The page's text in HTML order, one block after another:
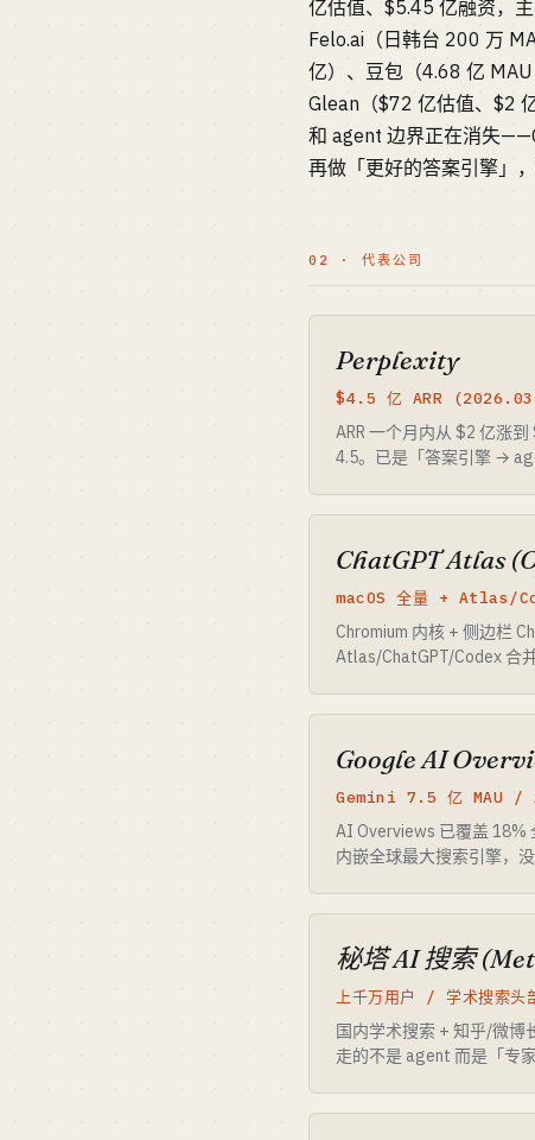
亿估值、$5.45 亿融资，
Felo.ai（日韩台 200 万
亿）、豆包（4.68 亿
Glean（$72 亿估值、$2
和 agent 边界正在消失
再做「更好的答案引擎」
02 · 代表公司
Perplexity
$4.5 亿 ARR
ARR 一个月内从 $2 亿涨
4.5。已是「答案引擎 →
ChatGPT Atlas
macOS 全量 + Atlas/
Chromium 内核 + 侧边栏
Atlas/ChatGPT/Codex 合
Google AI
Gemini 7.5 亿 MAU /
AI Overviews 已覆盖 18%
内嵌全球最大搜索引擎，
秘塔 AI 搜索
上千万用户 / 学术搜索头
国内学术搜索 + 知乎/微
走的不是 agent 而是「专